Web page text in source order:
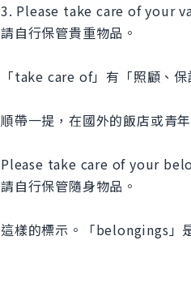
3. Please take care of your
請自行保管貴重物品。
「take care of」有「照顧、
順帶一提，在國外的飯店或青
Please take care of your
請自行保管隨身物品。
這樣的標示。「belongings」